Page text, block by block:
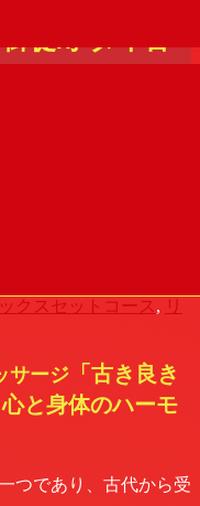
徒町 タイ古
古式マッサージ
ージ | 茨城 み
クスセットコース , リ
サージ 「古き良き
と身体のハーモ
つであり、古代から受